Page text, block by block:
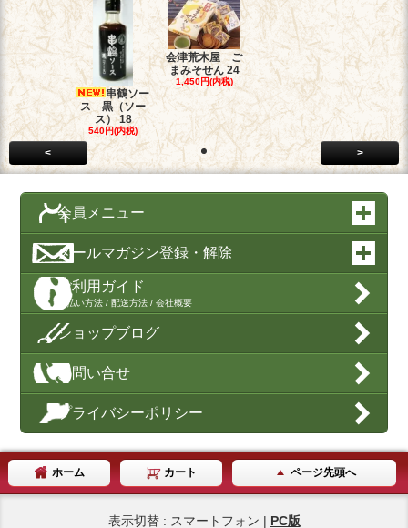
串鶴ソー
ス 黒（ソー
ス） 18
540円(内税)
会津荒木屋 ご
まみそせん 24
1,450円(内税)
< >
会員メニュー
メールマガジン登録・解除
ご利用ガイド
支払い方法 / 配送方法 / 会社概要
ショップブログ
お問い合せ
プライバシーポリシー
ホーム カート ページ先頭へ
表示切替 : スマートフォン | PC版